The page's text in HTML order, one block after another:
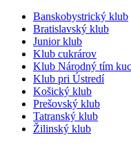
Banskobystrický klub
Bratislavský klub
Junior klub
Klub cukrárov
Klub Národný tím
Klub pri Ústredí
Košický klub
Prešovský klub
Tatranský klub
Žilinský klub